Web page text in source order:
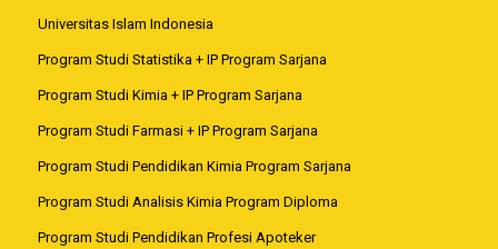
Universitas Islam Indonesia
Program Studi Statistika + IP Program Sarjana
Program Studi Kimia + IP Program Sarjana
Program Studi Farmasi + IP Program Sarjana
Program Studi Pendidikan Kimia Program Sarjana
Program Studi Analisis Kimia Program Diploma
Program Studi Pendidikan Profesi Apoteker